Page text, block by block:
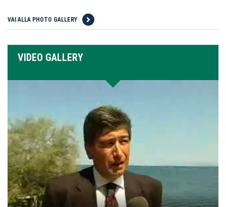
VAI ALLA PHOTO GALLERY
VIDEO GALLERY